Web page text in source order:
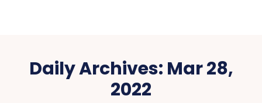
Daily Archives: Mar 28,
2022